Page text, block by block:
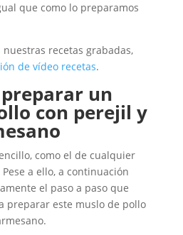
que como lo preparamos
recetas grabadas,
de vídeo recetas.
un
con perejil y
como el de cualquier
a ello, a continuación
el paso a paso que
preparar este muslo de pollo